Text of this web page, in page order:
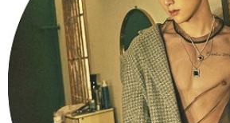
[연남] MXI 권현빈